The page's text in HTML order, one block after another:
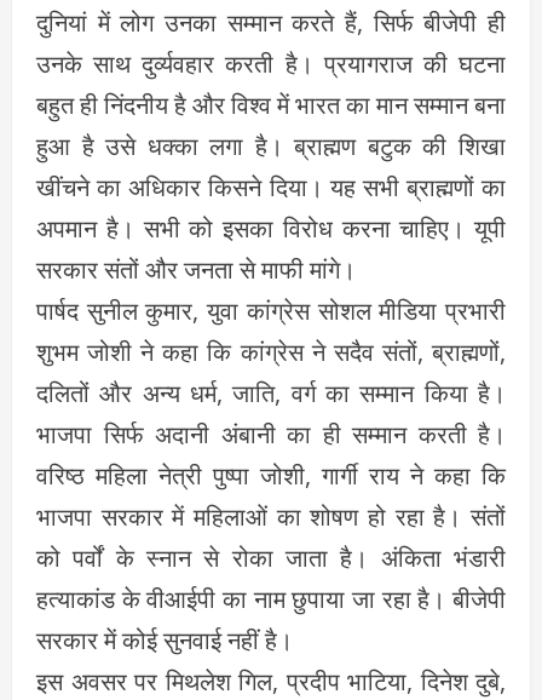
दुनियां में लोग उनका सम्मान करते हैं, सिर्फ बीजेपी ही
उनके साथ दुर्व्यवहार करती है। प्रयागराज की घटना
बहुत ही निंदनीय है और विश्व में भारत का मान सम्मान बना
हुआ है उसे धक्का लगा है। ब्राह्मण बटुक की शिखा
खींचने का अधिकार किसने दिया। यह सभी ब्राह्मणों का
अपमान है। सभी को इसका विरोध करना चाहिए। यूपी
सरकार संतों और जनता से माफी मांगे।
पार्षद सुनील कुमार, युवा कांग्रेस सोशल मीडिया प्रभारी
शुभम जोशी ने कहा कि कांग्रेस ने सदैव संतों, ब्राह्मणों,
दलितों और अन्य धर्म, जाति, वर्ग का सम्मान किया है।
भाजपा सिर्फ अदानी अंबानी का ही सम्मान करती है।
वरिष्ठ महिला नेत्री पुष्पा जोशी, गार्गी राय ने कहा कि
भाजपा सरकार में महिलाओं का शोषण हो रहा है। संतों
को पर्वों के स्नान से रोका जाता है। अंकिता भंडारी
हत्याकांड के वीआईपी का नाम छुपाया जा रहा है। बीजेपी
सरकार में कोई सुनवाई नहीं है।
इस अवसर पर मिथलेश गिल, प्रदीप भाटिया, दिनेश दुबे,